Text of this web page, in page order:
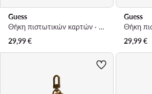
Guess
Θήκη πιστωτικών καρτών · Μπεζ
29,99€
Guess
29,99€